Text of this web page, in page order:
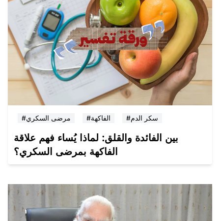
#مرضى السكري #الفاكهة #سكر الدم
بين الفائدة والقلق: لماذا يُساء فهم علاقة
الفاكهة بمرضى السكري؟